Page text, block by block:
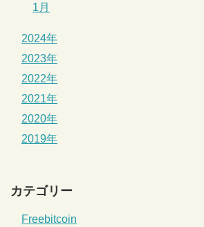
1月
2024年
2023年
2022年
2021年
2020年
2019年
カテゴリー
Freebitcoin